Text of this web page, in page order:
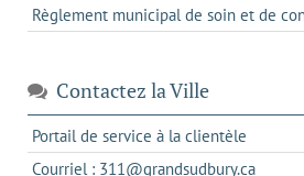
Règlement municipal de soin et de
Contactez la Ville
Portail de service à la clientèle
dans
Courriel : 311@grandsudbury.cas'ouvre